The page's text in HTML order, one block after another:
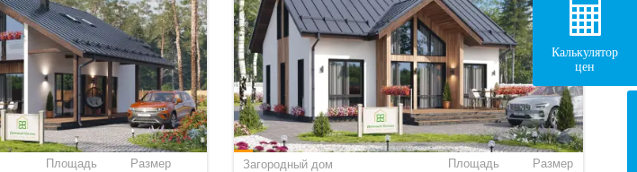
Площадь Размер Загородный дом Площадь Размер
Калькулятор
цен